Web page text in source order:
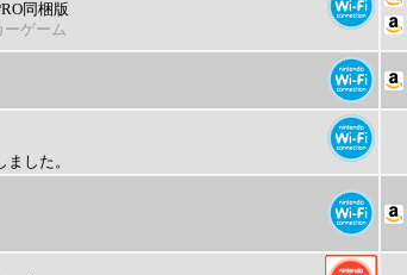
同梱版
ーゲーム
した。